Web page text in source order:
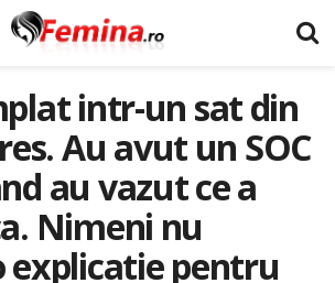
intr-un sat din
Au avut un SOC
au vazut ce a
Nimeni nu
explicatie pentru